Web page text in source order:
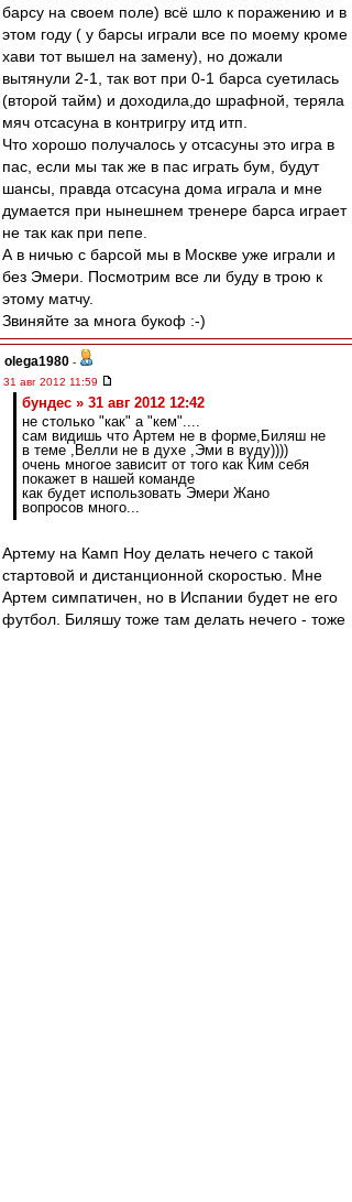
барсу на своем поле) всё шло к поражению и в
этом году ( у барсы играли все по моему кроме
хави тот вышел на замену), но дожали
вытянули 2-1, так вот при 0-1 барса суетилась
(второй тайм) и доходила,до шрафной, теряла
мяч отсасуна в контригру итд итп.
Что хорошо получалось у отсасуны это игра в
пас, если мы так же в пас играть бум, будут
шансы, правда отсасуна дома играла и мне
думается при нынешнем тренере барса играет
не так как при пепе.
А в ничью с барсой мы в Москве уже играли и
без Эмери. Посмотрим все ли буду в трою к
этому матчу.
Звиняйте за многа букоф :-)
olega1980 -
31 авг 2012 11:59
бундес » 31 авг 2012 12:42
не столько "как" а "кем"....
сам видишь что Артем не в форме,Биляш не
в теме ,Велли не в духе ,Эми в вуду))))
очень многое зависит от того как Ким себя
покажет в нашей команде
как будет использовать Эмери Жано
вопросов много...
Артему на Камп Ноу делать нечего с такой
стартовой и дистанционной скоростью. Мне
Артем симпатичен, но в Испании будет не его
футбол. Биляшу тоже там делать нечего - тоже